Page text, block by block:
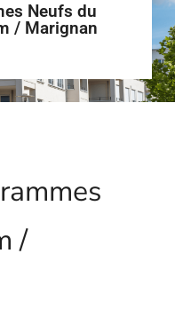
Neufs du
/ Marignan
/